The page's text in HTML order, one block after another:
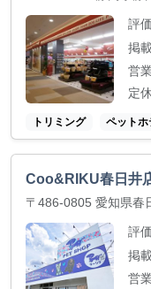
評価
掲載
営
定
トリミング ペットホ
Coo&RIKU春日井
〒486-0805 愛知県春
評価
掲載
営